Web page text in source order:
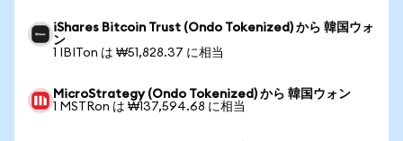
iShares Bitcoin Trust (Ondo Tokenized) から 韓国ウォ
ン
1 IBITon は ₩51,828.37 に相当
MicroStrategy (Ondo Tokenized) から 韓国ウォン
1 MSTRon は ₩137,594.68 に相当